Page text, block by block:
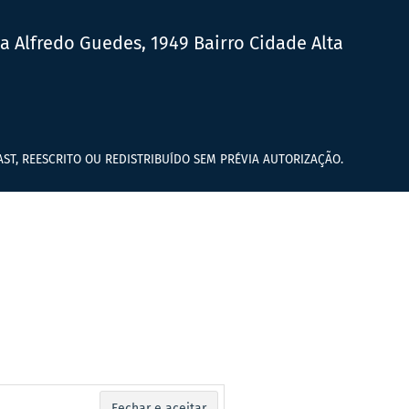
Alfredo Guedes, 1949 Bairro Cidade Alta
REESCRITO OU REDISTRIBUÍDO SEM PRÉVIA AUTORIZAÇÃO.